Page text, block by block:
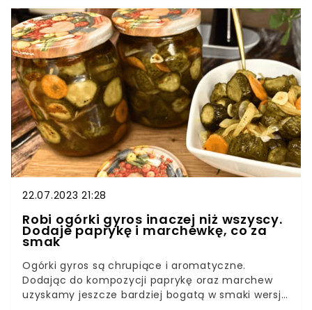
czyli- to warzywo zamarynować. Zimą będzie jak
znalazł. Cała rodzina będzie cieszyć się smakiem
pysznej marynowanej fasolki szparagowej.
22.07.2023 21:28
Robi ogórki gyros inaczej niż wszyscy.
Dodaje paprykę i marchewkę, co za
smak
Ogórki gyros są chrupiące i aromatyczne.
Dodając do kompozycji paprykę oraz marchew
uzyskamy jeszcze bardziej bogatą w smaki wersję